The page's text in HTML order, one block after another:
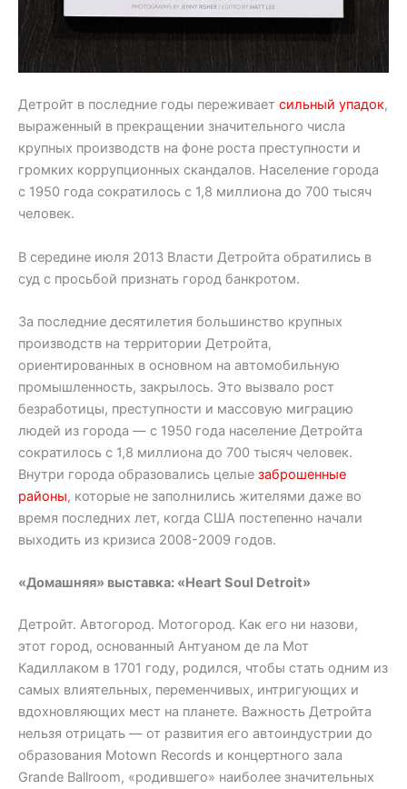
Детройт в последние годы переживает сильный упадок,
выраженный в прекращении значительного числа
крупных производств на фоне роста преступности и
громких коррупционных скандалов. Население города
с 1950 года сократилось с 1,8 миллиона до 700 тысяч
человек.
В середине июля 2013 Власти Детройта обратились в
суд с просьбой признать город банкротом.
За последние десятилетия большинство крупных
производств на территории Детройта,
ориентированных в основном на автомобильную
промышленность, закрылось. Это вызвало рост
безработицы, преступности и массовую миграцию
людей из города — с 1950 года население Детройта
сократилось с 1,8 миллиона до 700 тысяч человек.
Внутри города образовались целые заброшенные
районы, которые не заполнились жителями даже во
время последних лет, когда США постепенно начали
выходить из кризиса 2008-2009 годов.
«Домашняя» выставка: «Heart Soul Detroit»
Детройт. Автогород. Мотогород. Как его ни назови,
этот город, основанный Антуаном де ла Мот
Кадиллаком в 1701 году, родился, чтобы стать одним из
самых влиятельных, переменчивых, интригующих и
вдохновляющих мест на планете. Важность Детройта
нельзя отрицать — от развития его автоиндустрии до
образования Motown Records и концертного зала
Grande Ballroom, «родившего» наиболее значительных